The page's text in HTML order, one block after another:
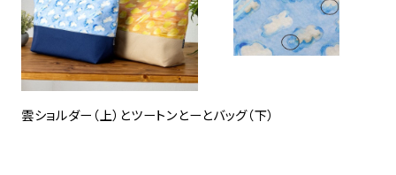
雲ショルダー（上）とツートンとーとバッグ（下）